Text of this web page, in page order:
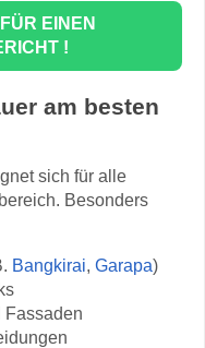
EINEN
!
am besten
sich für alle
Besonders
Bangkirai, Garapa)
Fassaden